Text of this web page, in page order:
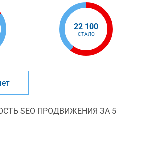
22 100
СТАЛО
SEO ПРОДВИЖЕНИЯ ЗА 5